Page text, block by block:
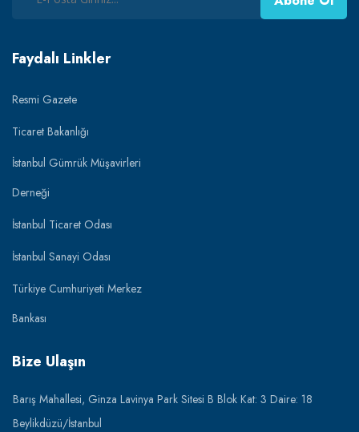
Faydalı Linkler
Resmi Gazete
Ticaret Bakanlığı
İstanbul Gümrük Müşavirleri
Derneği
İstanbul Ticaret Odası
İstanbul Sanayi Odası
Türkiye Cumhuriyeti Merkez
Bankası
Bize Ulaşın
Barış Mahallesi, Ginza Lavinya Park Sitesi B Blok Kat: 3 Daire: 18
Beylikdüzü/İstanbul